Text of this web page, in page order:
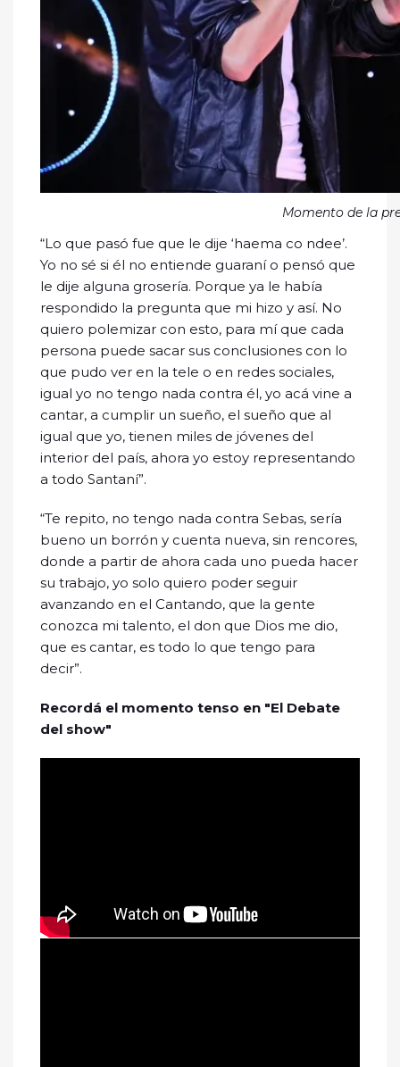
Momento de la
“Lo que pasó fue que le dije ‘haema co ndee’.
Yo no sé si él no entiende guaraní o pensó que
le dije alguna grosería. Porque ya le había
respondido la pregunta que mi hizo y así. No
quiero polemizar con esto, para mí que cada
persona puede sacar sus conclusiones con lo
que pudo ver en la tele o en redes sociales,
igual yo no tengo nada contra él, yo acá vine a
cantar, a cumplir un sueño, el sueño que al
igual que yo, tienen miles de jóvenes del
interior del país, ahora yo estoy representando
a todo Santaní”.
“Te repito, no tengo nada contra Sebas, sería
bueno un borrón y cuenta nueva, sin rencores,
donde a partir de ahora cada uno pueda hacer
su trabajo, yo solo quiero poder seguir
avanzando en el Cantando, que la gente
conozca mi talento, el don que Dios me dio,
que es cantar, es todo lo que tengo para
decir”.
Recordá el momento tenso en "El Debate
del show"